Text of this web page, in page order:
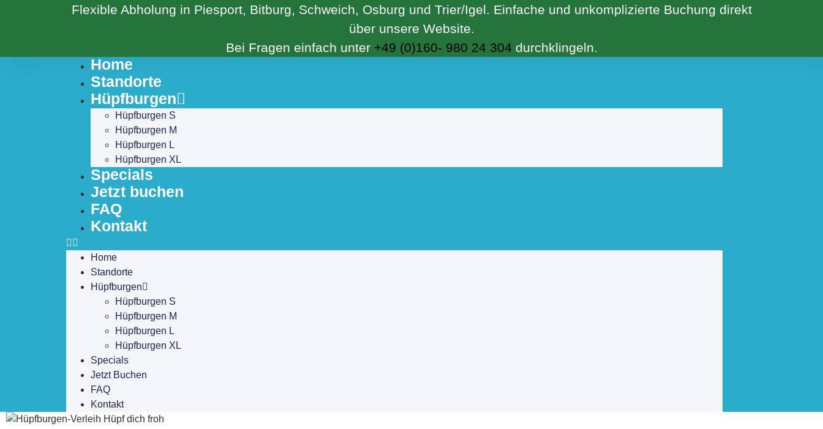
Flexible Abholung in Piesport, Bitburg, Schweich, Osburg und Trier/Igel. Einfache und unkomplizierte Buchung direkt
über unsere Website.
Bei Fragen einfach unter +49 (0)160- 980 24 304 durchklingeln.
Home
Standorte
Hüpfburgen
Hüpfburgen S
Hüpfburgen M
Hüpfburgen L
Hüpfburgen XL
Specials
Jetzt buchen
FAQ
Kontakt
Home
Standorte
Hüpfburgen
Hüpfburgen S
Hüpfburgen M
Hüpfburgen L
Hüpfburgen XL
Specials
Jetzt Buchen
FAQ
Kontakt